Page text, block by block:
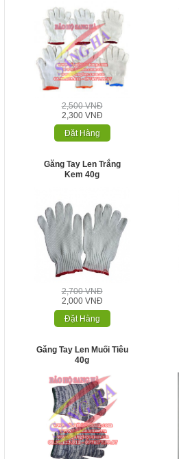
2,500 VNĐ
2,300 VNĐ
Đặt Hàng
Găng Tay Len Trắng
Kem 40g
2,700 VNĐ
2,000 VNĐ
Đặt Hàng
Găng Tay Len Muối Tiêu
40g